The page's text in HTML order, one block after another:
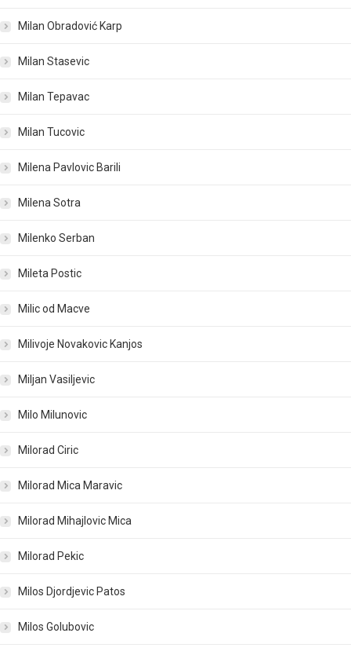
Milan Obradović Karp
Milan Stasevic
Milan Tepavac
Milan Tucovic
Milena Pavlovic Barili
Milena Sotra
Milenko Serban
Mileta Postic
Milic od Macve
Milivoje Novakovic Kanjos
Miljan Vasiljevic
Milo Milunovic
Milorad Ciric
Milorad Mica Maravic
Milorad Mihajlovic Mica
Milorad Pekic
Milos Djordjevic Patos
Milos Golubovic